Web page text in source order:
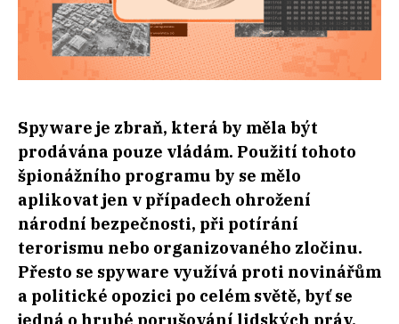
Spyware je zbraň, která by měla být
prodávána pouze vládám. Použití tohoto
špionážního programu by se mělo
aplikovat jen v případech ohrožení
národní bezpečnosti, při potírání
terorismu nebo organizovaného zločinu.
Přesto se spyware využívá proti novinářům
a politické opozici po celém světě, byť se